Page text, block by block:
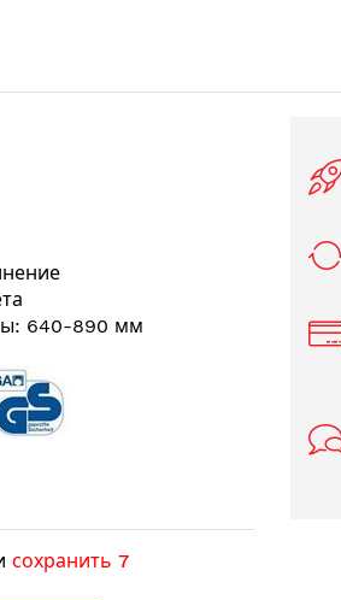
640-890 мм
сохранить 7